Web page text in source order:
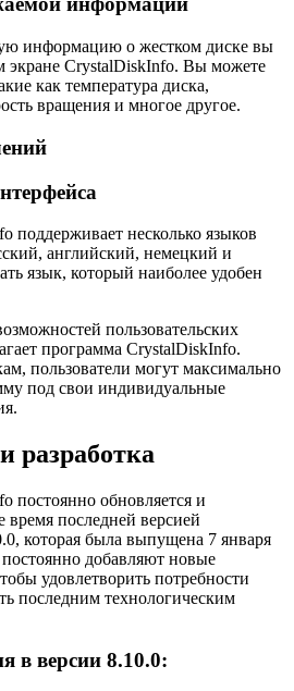
информацию о жестком диске вы
экране CrystalDiskInfo. Вы можете
как температура диска,
вращения и многое другое.
поддерживает несколько языков
английский, немецкий и
язык, который наиболее удобен
пользовательских
программа CrystalDiskInfo.
пользователи могут максимально
под свои индивидуальные
разработка
постоянно обновляется и
время последней версией
которая была выпущена 7 января
добавляют новые
удовлетворить потребности
последним технологическим
в версии 8.10.0: